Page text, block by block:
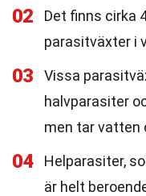
02
Det finns cirka
parasitväxter i
03
Vissa
halvparasiter
men tar vatten
04 Helparasiter,
är helt